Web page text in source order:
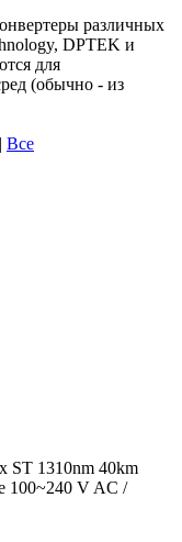
различных
DPTEK и
для
(обычно - из
| Все
ST 1310nm 40km
100~240 V AC /